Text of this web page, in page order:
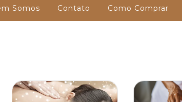
Somos Contato Como Comprar